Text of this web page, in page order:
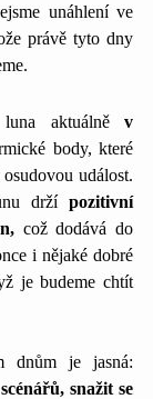
unáhlení ve
právě tyto dny
aktuálně v
body, které
událost.
drží pozitivní
což dodává do
i nějaké dobré
je budeme chtít
snažit se